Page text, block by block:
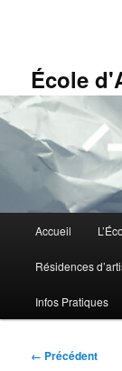
principalÉcole
principal
Accueil
Résidences
Infos Pratiques
Navigation
← Précédent